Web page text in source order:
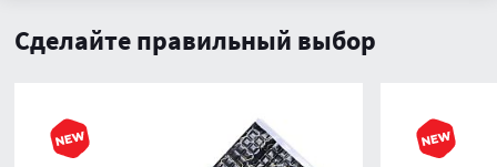
Сделайте правильный выбор